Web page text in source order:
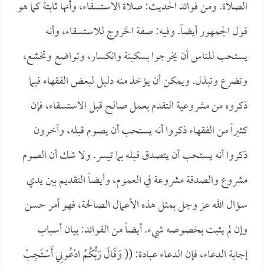
الصلاة. ومن فوائد الحديث: صلاة الاستسقاء، وأنها ثابتة كما هو
قول الجمهور أيضاً. وفيه: صفة الخروج للاستسقاء، وأنه
يستحب للناس أن يخرجوا بسكينة وانكسار، وتواضع وتخشع،
وتضرع وتبذل. ويمكن أن يؤخذ منه دليل لبعض الفقهاء فيما
ذكروه من مشروعية التقدم بعمل صالح قبل الاستسقاء، فإن
كثيراً من الفقهاء ذكروا أنه يستحب أن يصوم قبله، وآخرون
ذكروا أنه يستحب أن يتصدق قبله بما تيسر. ولا شك أن الصوم
مشروع والصدقة مشروعة في العموم، وأيضاً التقديم بين يدي
سؤال الله عز وجل بمثل هذه الأعمال الصالحة، فهو أمر حسن
وإن لم يثبت بخصوصه شيء. أيضاً من الفوائد: بيان أسباب
إجابة الدعاء، فإن الدعاء عبادة: ((وَقَالَ رَبُّكُمُ ادْعُونِي أَسْتَجِبْ